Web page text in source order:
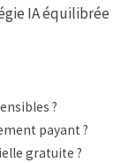
IA équilibrée
?
payant ?
gratuite ?